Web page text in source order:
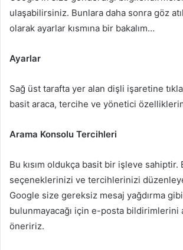
ulaşabilirsiniz. Bunlara daha sonra göz
olarak ayarlar kısmına bir bakalım…
Ayarlar
Sağ üst tarafta yer alan dişli işaretine
basit araca, tercihe ve yönetici
Arama Konsolu Tercihleri
Bu kısım oldukça basit bir işleve
seçeneklerinizi ve tercihlerinizi
Google size gereksiz mesaj yağdırma
bulunmayacağı için e-posta bildirimlerini
öneririz.